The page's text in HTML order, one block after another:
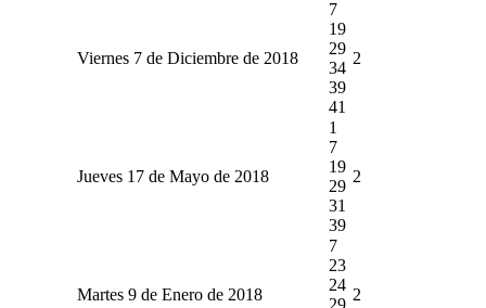
Viernes 7 de Diciembre de 2018
7
19
29
34
39
41
2
Jueves 17 de Mayo de 2018
1
7
19
29
31
39
2
Martes 9 de Enero de 2018
7
23
24
29
2